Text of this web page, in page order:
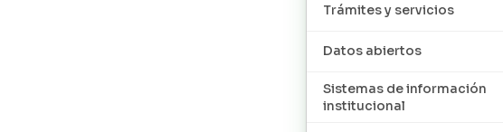
Trámites y servicios
Datos abiertos
Sistemas de información
institucional